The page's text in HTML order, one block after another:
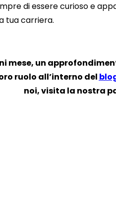
di essere curioso e
tua carriera.
mese, un
ruolo all’interno del
noi, visita la nostra